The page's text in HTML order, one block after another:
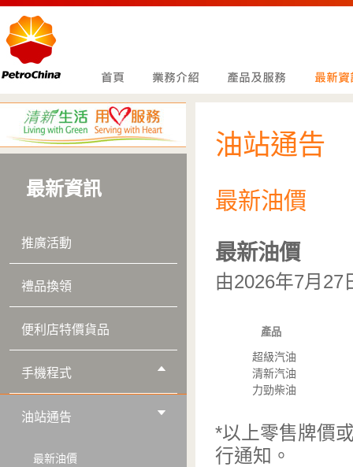
最新資訊
推廣活動
禮品換領
便利店特價貨品
手機程式
油站通告
最新油價
油站通告
最新油價
最新油價
由2026年7月27
產品
超級汽油
清新汽油
力勁柴油
*以上零售牌價
行通知。